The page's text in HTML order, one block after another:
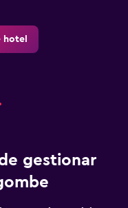
hotel
gestionar